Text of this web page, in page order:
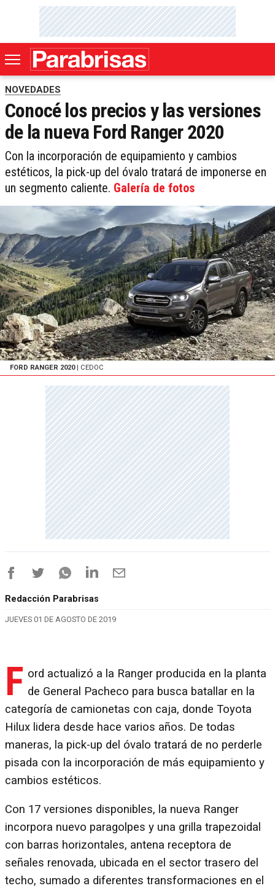
NOVEDADES
Conocé los precios y las versiones
de la nueva Ford Ranger 2020
Con la incorporación de equipamiento y cambios
estéticos, la pick-up del óvalo tratará de imponerse en
un segmento caliente. Galería de fotos
FORD RANGER 2020| CEDOC
Redacción Parabrisas
JUEVES 01 DE AGOSTO DE 2019
F ord actualizó a la Ranger producida en la planta
de General Pacheco para busca batallar en la
categoría de camionetas con caja, donde Toyota
Hilux lidera desde hace varios años. De todas
maneras, la pick-up del óvalo tratará de no perderle
pisada con la incorporación de más equipamiento y
cambios estéticos.
Con 17 versiones disponibles, la nueva Ranger
incorpora nuevo paragolpes y una grilla trapezoidal
con barras horizontales, antena receptora de
señales renovada, ubicada en el sector trasero del
techo, sumado a diferentes transformaciones en el